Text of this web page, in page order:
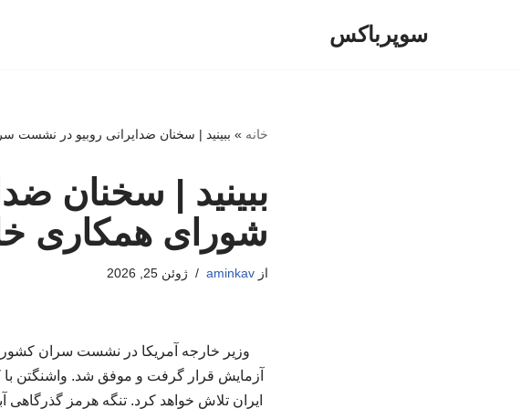
سوپرباکس
خانه » ببینید | سخنان ضدایرانی روبیو در نشست
ببینید | سخنان
شورای همکاری
ازaminkav ژوئن 25, 2026
وزیر خارجه آمریکا در نشست سران
آزمایش قرار گرفت و موفق شد. واشنگتن
ایران تلاش خواهد کرد. تنگه هرمز